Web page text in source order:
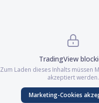
TradingView
Zum Laden dieses Inhalts müssen
akzeptiert werden.
Marketing-Cookies